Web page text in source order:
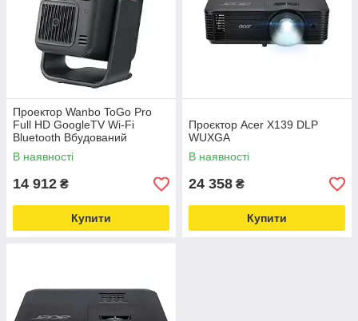
Проектор Wanbo ToGo Pro
Full HD GoogleTV Wi-Fi
Bluetooth Вбудований
акумулятор
В наявності
14 912 ₴
Купити
Проєктор Acer X139 DLP
WUXGA
В наявності
24 358 ₴
Купити